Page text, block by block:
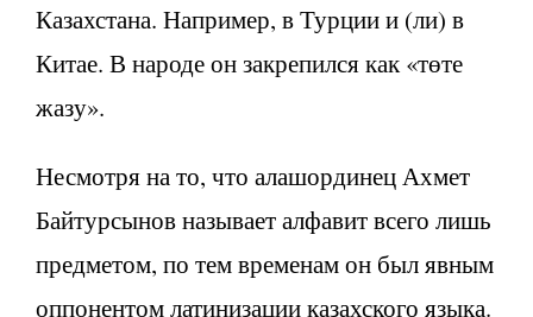
Казахстана. Например, в Турции и (ли) в
Китае. В народе он закрепился как «төте
жазу».
Несмотря на то, что алашординец Ахмет
Байтурсынов называет алфавит всего лишь
предметом, по тем временам он был явным
оппонентом латинизации казахского языка.